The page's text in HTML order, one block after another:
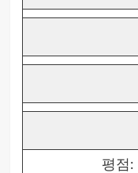
평점: